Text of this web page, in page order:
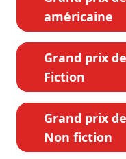
américaine
Grand prix
Fiction
Grand prix
Non fiction